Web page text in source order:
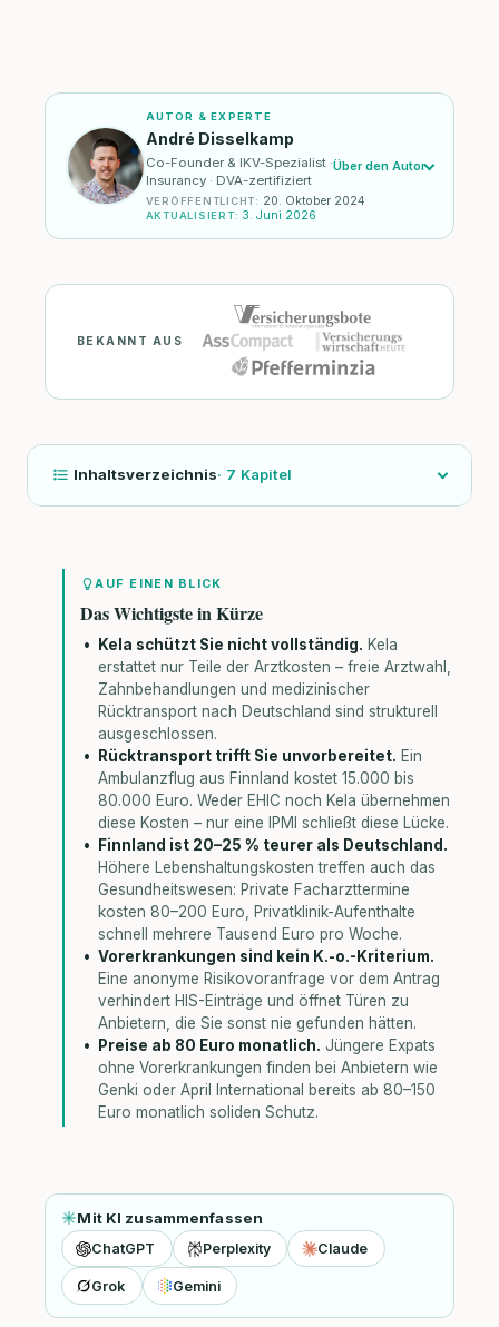
AUTOR & EXPERTE
André Disselkamp
Co-Founder & IKV-Spezialist ·
Insurancy · DVA-zertifiziert
VERÖFFENTLICHT: 20. Oktober 2024
AKTUALISIERT: 3. Juni 2026
Über den Autor
BEKANNT AUS
Inhaltsverzeichnis· 7 Kapitel
AUF EINEN BLICK
Das Wichtigste in Kürze
Kela schützt Sie nicht vollständig. Kela
erstattet nur Teile der Arztkosten – freie Arztwahl,
Zahnbehandlungen und medizinischer
Rücktransport nach Deutschland sind strukturell
ausgeschlossen.
Rücktransport trifft Sie unvorbereitet. Ein
Ambulanzflug aus Finnland kostet 15.000 bis
80.000 Euro. Weder EHIC noch Kela übernehmen
diese Kosten – nur eine IPMI schließt diese Lücke.
Finnland ist 20–25 % teurer als Deutschland.
Höhere Lebenshaltungskosten treffen auch das
Gesundheitswesen: Private Facharzttermine
kosten 80–200 Euro, Privatklinik-Aufenthalte
schnell mehrere Tausend Euro pro Woche.
Vorerkrankungen sind kein K.-o.-Kriterium.
Eine anonyme Risikovoranfrage vor dem Antrag
verhindert HIS-Einträge und öffnet Türen zu
Anbietern, die Sie sonst nie gefunden hätten.
Preise ab 80 Euro monatlich. Jüngere Expats
ohne Vorerkrankungen finden bei Anbietern wie
Genki oder April International bereits ab 80–150
Euro monatlich soliden Schutz.
Mit KI zusammenfassen
ChatGPT Perplexity Claude
Grok Gemini